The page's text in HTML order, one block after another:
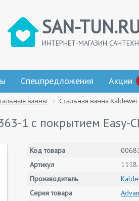
SAN-
ИНТЕРНЕТ-МАГАЗИН
Спецпредложения Акции
ванны Стальная ванна
1 с покрытием Easy-
Код товара
Артикул
Производитель
Серия товара